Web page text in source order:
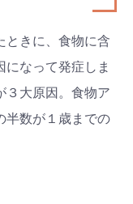
ときに、食物に含
になって発症しま
３大原因。食物ア
半数が１歳までの